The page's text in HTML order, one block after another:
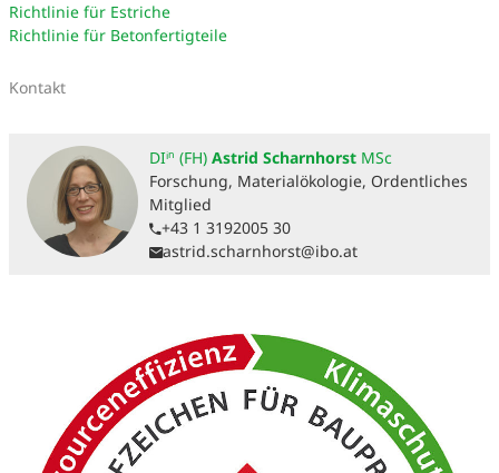
Richtlinie für Estriche
Richtlinie für Betonfertigteile
Kontakt
DIⁱⁿ (FH) Astrid Scharnhorst MSc
Forschung, Materialökologie, Ordentliches
Mitglied
+43 1 3192005 30
astrid.scharnhorst@ibo.at